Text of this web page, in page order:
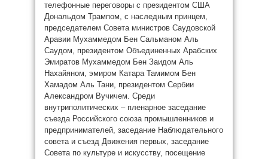
телефонные переговоры с президентом США
Дональдом Трампом, с наследным принцем,
председателем Совета министров Саудовской
Аравии Мухаммедом Бен Сальманом Аль
Саудом, президентом Объединенных Арабских
Эмиратов Мухаммедом Бен Заидом Аль
Нахайяном, эмиром Катара Тамимом Бен
Хамадом Аль Тани, президентом Сербии
Александром Вучичем. Среди
внутриполитических – пленарное заседание
съезда Российского союза промышленников и
предпринимателей, заседание Наблюдательного
совета и съезд Движения первых, заседание
Совета по культуре и искусству, посещение